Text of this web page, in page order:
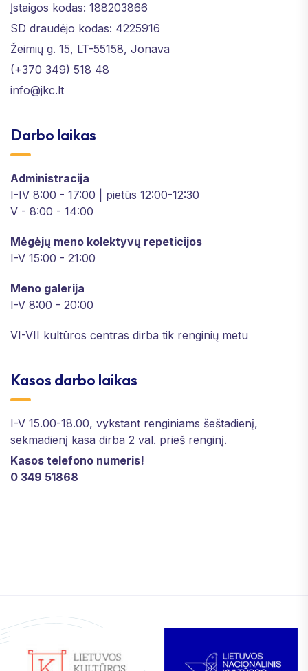
Įstaigos kodas: 188203866
SD draudėjo kodas: 4225916
Žeimių g. 15, LT-55158, Jonava
(+370 349) 518 48
info@jkc.lt
Darbo laikas
Administracija
I-IV 8:00 - 17:00 | pietūs 12:00-12:30
V - 8:00 - 14:00
Mėgėjų meno kolektyvų repeticijos
I-V 15:00 - 21:00
Meno galerija
I-V 8:00 - 20:00
VI-VII kultūros centras dirba tik renginių metu
Kasos darbo laikas
I-V 15.00-18.00, vykstant renginiams šeštadienį,
sekmadienį kasa dirba 2 val. prieš renginį.
Kasos telefono numeris!
0 349 51868